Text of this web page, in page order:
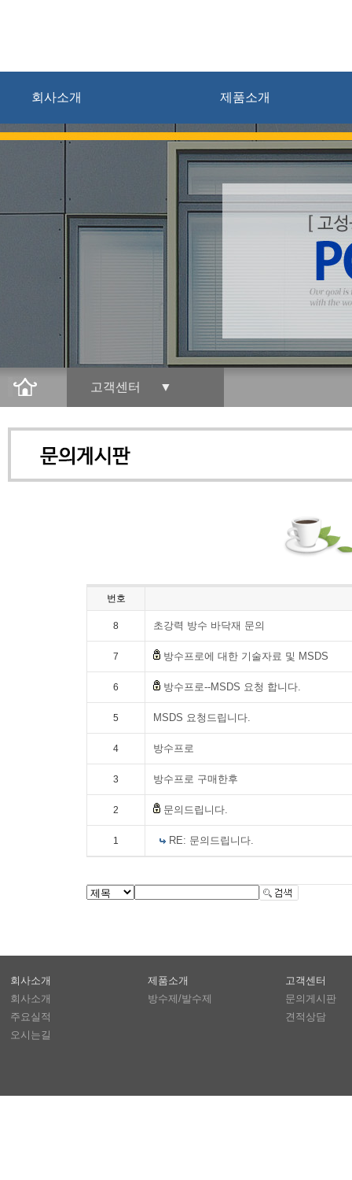
회사소개 제품소개
고객센터 ▼
번호
8 초강력 방수 바닥재 문의
7 방수프로에 대한 기술자료 및 MSDS
6 방수프로--MSDS 요청 합니다.
5 MSDS 요청드립니다.
4 방수프로
3 방수프로 구매한후
2 문의드립니다.
1 RE: 문의드립니다.
회사소개
회사소개
주요실적
오시는길
제품소개
방수제/발수제
고객센터
문의게시판
견적상담